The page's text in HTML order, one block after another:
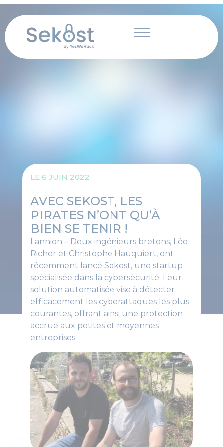
Panneau de gestion des cookies
Aller
contenu
LE 6 JUIN 2022
AVEC SEKOST, LES
PIRATES N’ONT QU’À
BIEN SE TENIR !
Lannion – Deux ingénieurs bretons, Léo
Richer et Christophe Hauquiert, ont
récemment lancé Sekost, une startup
spécialisée dans la cybersécurité. Leur
solution automatisée vise à détecter
efficacement les cyberattaques les plus
courantes, offrant ainsi une protection
accrue aux petites et moyennes
entreprises.